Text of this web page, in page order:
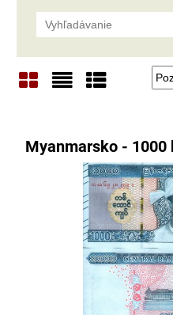
Myanmarsko - 1000